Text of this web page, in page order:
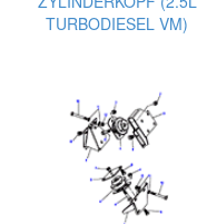
TURBODIESEL VM)